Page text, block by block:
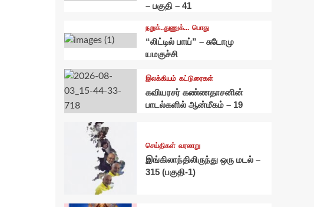
– பகுதி – 41
நறுக்..துணுக்... பொது
“லிட்டில் பாய்” – சுடோமு
யமகுச்சி
இலக்கியம் கட்டுரைகள்
கவியரசர் கண்ணதாசனின்
பாடல்களில் ஆன்மீகம் – 19
செய்திகள் வரலாறு
இங்கிலாந்திலிருந்து ஒரு மடல் –
315 (பகுதி-1)